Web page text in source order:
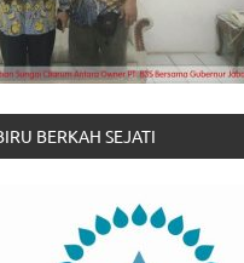
BERKAH SEJATI